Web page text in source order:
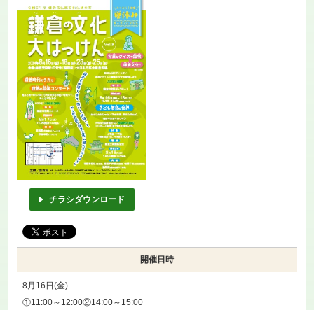
チラシダウンロード
開催日時
8月16日(金)
①11:00～12:00②14:00～15:00